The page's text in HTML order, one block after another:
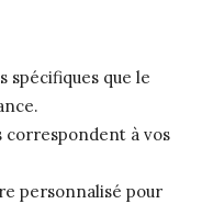
spécifiques que le
correspondent à vos
personnalisé pour